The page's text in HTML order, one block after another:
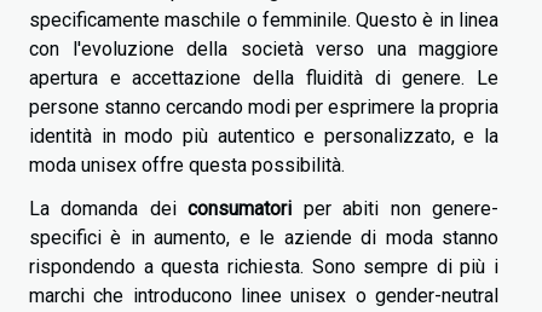
specificamente maschile o femminile. Questo è in linea
con l'evoluzione della società verso una maggiore
apertura e accettazione della fluidità di genere. Le
persone stanno cercando modi per esprimere la propria
identità in modo più autentico e personalizzato, e la
moda unisex offre questa possibilità.
La domanda deiconsumatori per abiti non genere-
specifici è in aumento, e le aziende di moda stanno
rispondendo a questa richiesta. Sono sempre di più i
marchi che introducono linee unisex o gender-neutral